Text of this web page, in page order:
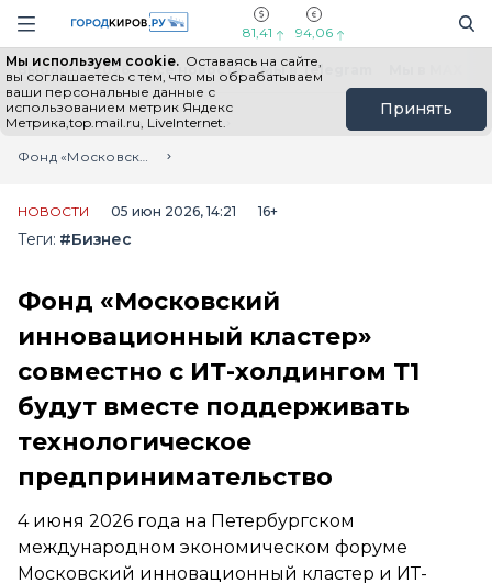
Навигация сайта
81,41 94,06
Мы используем cookie. Оставаясь на сайте,
вы соглашаетесь с тем, что мы обрабатываем
ваши персональные данные с
использованием метрик Яндекс
Метрика,top.mail.ru, LiveInternet.
Принять
Выборы - 2026 Все новости Мы в Telegram
Главная
Лента новостей
Фонд «Московский инновационный кластер» совместно с ИТ-холдингом Т1 будут вместе поддерживать технологическое предпринимательство
НОВОСТИ 05 июн 2026, 14:21 16+
Теги: #Бизнес
Фонд «Московский
инновационный кластер»
совместно с ИТ-холдингом Т1
будут вместе поддерживать
технологическое
предпринимательство
4 июня 2026 года на Петербургском
международном экономическом форуме
Московский инновационный кластер и ИТ-